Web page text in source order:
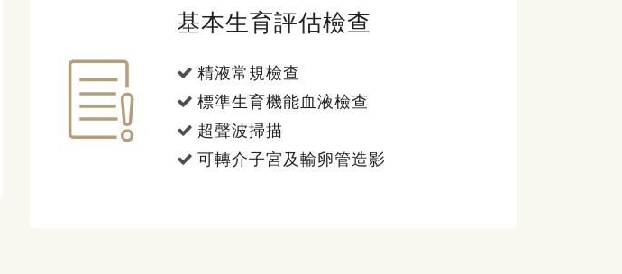
基本生育評估檢查
精液常規檢查
標準生育機能血液檢查
超聲波掃描
可轉介子宮及輸卵管造影